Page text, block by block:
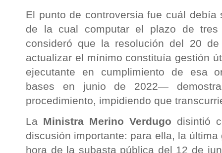
El punto de controversia fue cuál
de la cual computar el plazo de
consideró que la resolución del 20
actualizar el mínimo constituía gestión
ejecutante en cumplimiento de esa
bases en junio de 2022—
procedimiento, impidiendo que
La Ministra Merino Verdugo disintió
discusión importante: para ella, la
hora de la subasta pública del 12 de